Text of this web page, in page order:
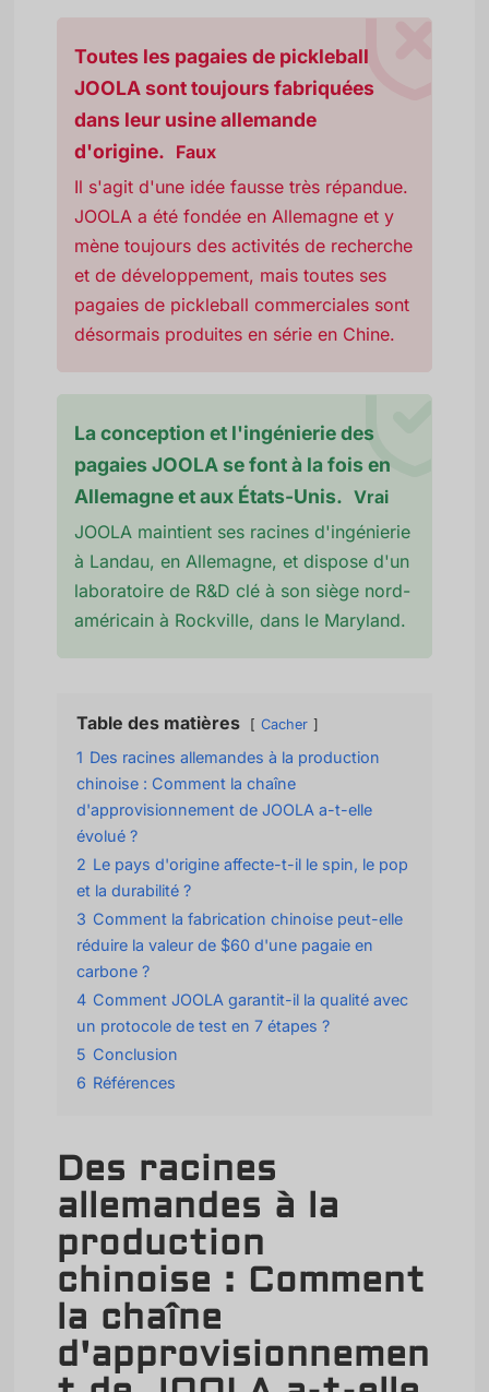
Toutes les pagaies de pickleball
JOOLA sont toujours fabriquées
dans leur usine allemande
d'origine. Faux
Il s'agit d'une idée fausse très répandue.
JOOLA a été fondée en Allemagne et y
mène toujours des activités de recherche
et de développement, mais toutes ses
pagaies de pickleball commerciales sont
désormais produites en série en Chine.
La conception et l'ingénierie des
pagaies JOOLA se font à la fois en
Allemagne et aux États-Unis. Vrai
JOOLA maintient ses racines d'ingénierie
à Landau, en Allemagne, et dispose d'un
laboratoire de R&D clé à son siège nord-
américain à Rockville, dans le Maryland.
Table des matières Cacher
1 Des racines allemandes à la production
chinoise : Comment la chaîne
d'approvisionnement de JOOLA a-t-elle
évolué ?
2 Le pays d'origine affecte-t-il le spin, le pop
et la durabilité ?
3 Comment la fabrication chinoise peut-elle
réduire la valeur de $60 d'une pagaie en
carbone ?
4 Comment JOOLA garantit-il la qualité avec
un protocole de test en 7 étapes ?
5 Conclusion
6 Références
Des racines
allemandes à la
production
chinoise : Comment
la chaîne
d'approvisionnemen